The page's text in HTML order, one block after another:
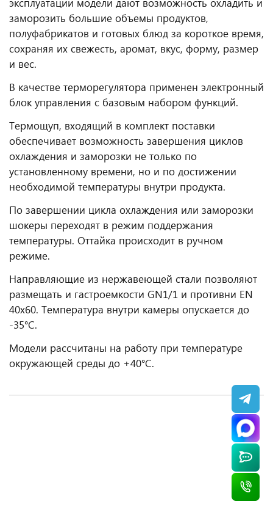
заморозить большие объемы продуктов,
полуфабрикатов и готовых блюд за короткое время,
сохраняя их свежесть, аромат, вкус, форму, размер
и вес.
В качестве терморегулятора применен электронный
блок управления с базовым набором функций.
Термощуп, входящий в комплект поставки
обеспечивает возможность завершения циклов
охлаждения и заморозки не только по
установленному времени, но и по достижении
необходимой температуры внутри продукта.
По завершении цикла охлаждения или заморозки
шокеры переходят в режим поддержания
температуры. Оттайка происходит в ручном
режиме.
Направляющие из нержавеющей стали позволяют
размещать и гастроемкости GN1/1 и противни EN
40x60. Температура внутри камеры опускается до
-35°С.
Модели рассчитаны на работу при температуре
окружающей среды до +40°С.